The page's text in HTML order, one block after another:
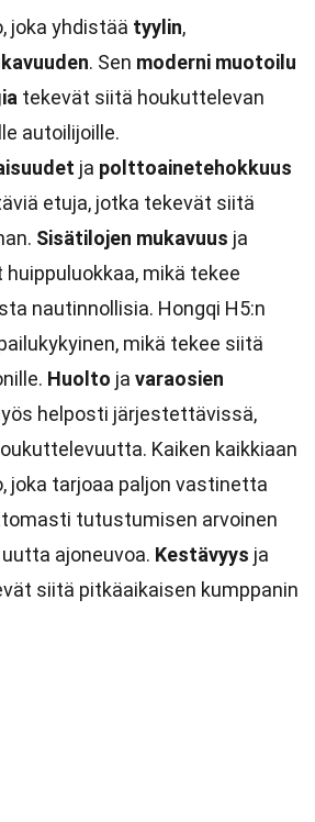
joka yhdistää tyylin,
. Sen moderni muotoilu
tekevät siitä houkuttelevan
autoilijoille.
ja polttoainetehokkuus
etuja, jotka tekevät siitä
Sisätilojen mukavuus ja
huippuluokkaa, mikä tekee
nautinnollisia. Hongqi H5:n
mikä tekee siitä
Huolto ja varaosien
helposti järjestettävissä,
Kaiken kaikkiaan
joka tarjoaa paljon vastinetta
tutustumisen arvoinen
ajoneuvoa. Kestävyys ja
siitä pitkäaikaisen kumppanin